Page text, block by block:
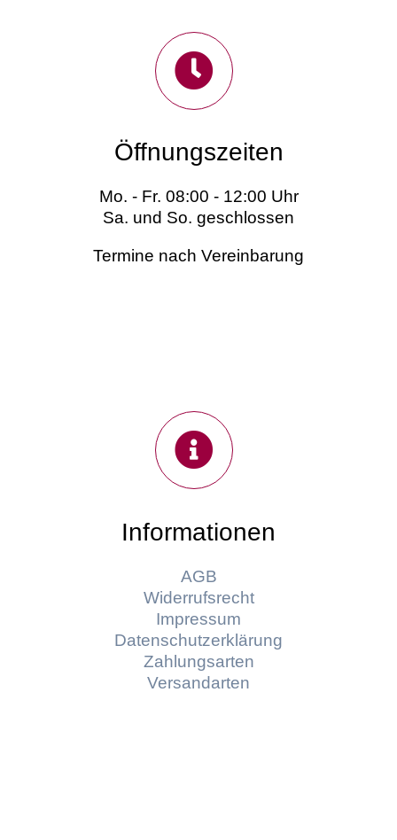
Öffnungszeiten
Mo. - Fr. 08:00 - 12:00 Uhr
Sa. und So. geschlossen
Termine nach Vereinbarung
Informationen
AGB
Widerrufsrecht
Impressum
Datenschutzerklärung
Zahlungsarten
Versandarten